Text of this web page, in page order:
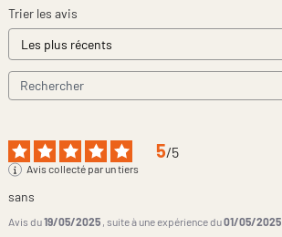
Trier les avis
5/5
Avis collecté par un tiers
sans
Avis du19/05/2025 , suite à une expérience du01/05/2025